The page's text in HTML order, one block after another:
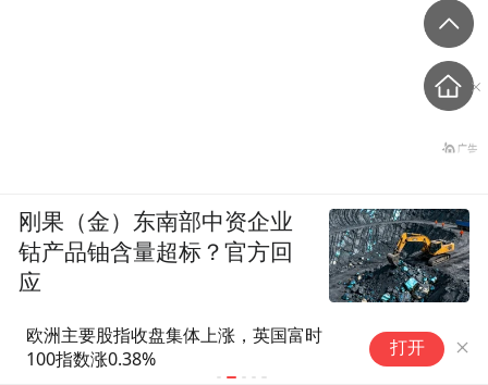
中国-中亚国家摔跤精英赛：东道主首日夺
5金
昔日明星科
被立案调查
打开
刚果（金）东南部中资企业
钴产品铀含量超标？官方回
应